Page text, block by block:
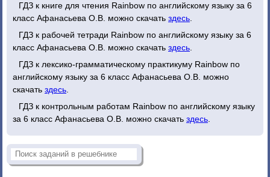
ГДЗ к книге для чтения Rainbow по английскому языку за 6
класс Афанасьева О.В. можно скачать здесь.
ГДЗ к рабочей тетради Rainbow по английскому языку за 6
класс Афанасьева О.В. можно скачать здесь.
ГДЗ к лексико-грамматическому практикуму Rainbow по
английскому языку за 6 класс Афанасьева О.В. можно
скачать здесь.
ГДЗ к контрольным работам Rainbow по английскому языку
за 6 класс Афанасьева О.В. можно скачать здесь.